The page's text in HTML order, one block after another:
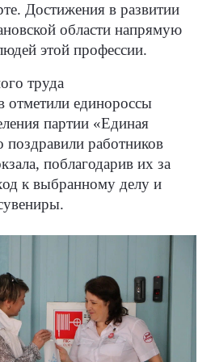
Достижения в развитии
области напрямую
этой профессии.
труда
отметили единороссы
партии «Единая
работников
поблагодарив их за
к выбранному делу и